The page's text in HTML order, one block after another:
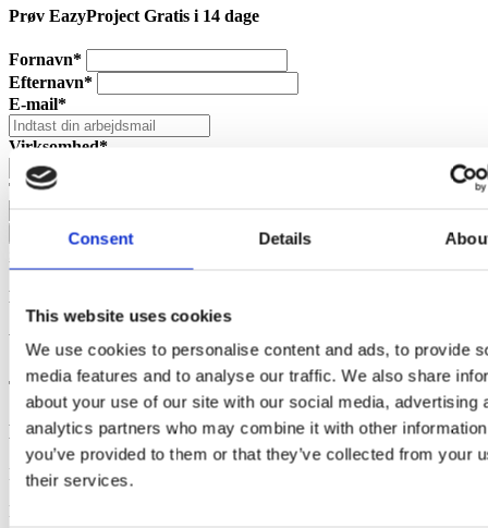
Consent Details
This website uses cookies
We use cookies to personalise content and ads, to provide
media features and to analyse our traffic. We also share
about your use of our site with our social media, advertising
analytics partners who may combine it with other
you’ve provided to them or that they’ve collected from your
their services.
Prøv EazyProject Gratis i 14 dage
Fornavn*
Efternavn*
E-mail*
Virksomhed*
Telefon
Start din demo
Din demo-løsning oprettes
Vent venligst ...
Tillykke - din demo-løsning er klar
Login sendes til din email indenfor 5 minutter
Et link med login til din demo-løsning er nu sendt til din mail.
Har du spørgsmål er du altid velkommen til at kontakte os på